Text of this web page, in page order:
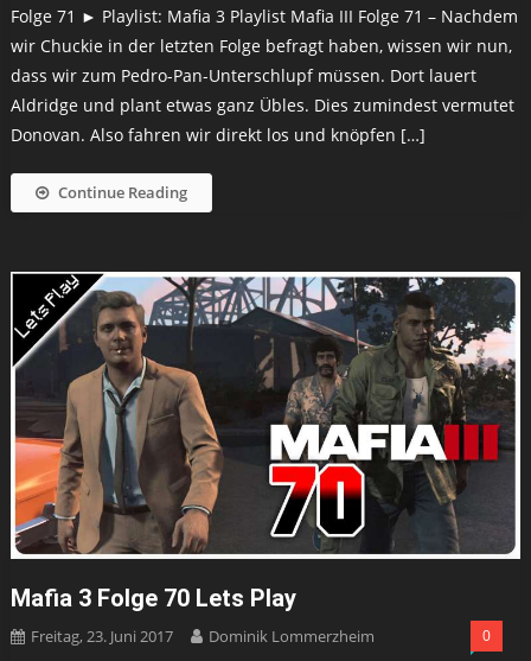
Folge 71 ► Playlist: Mafia 3 Playlist Mafia III Folge 71 – Nachdem
wir Chuckie in der letzten Folge befragt haben, wissen wir nun,
dass wir zum Pedro-Pan-Unterschlupf müssen. Dort lauert
Aldridge und plant etwas ganz Übles. Dies zumindest vermutet
Donovan. Also fahren wir direkt los und knöpfen […]
Continue Reading
Mafia 3 Folge 70 Lets Play
Freitag, 23. Juni 2017 Dominik Lommerzheim 0